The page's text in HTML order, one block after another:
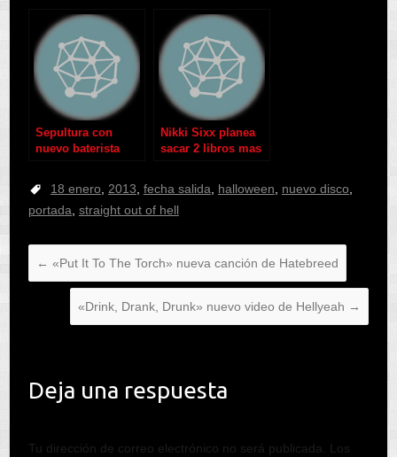
Sepultura con
nuevo baterista
Nikki Sixx planea
sacar 2 libros mas
18 enero 2013 fecha salida halloween nuevo disco
portada straight out of hell
← «Put It To The Torch» nueva canción de Hatebreed
«Drink, Drank, Drunk» nuevo video de Hellyeah →
Deja una respuesta
Tu dirección de correo electrónico no será publicada.
Los